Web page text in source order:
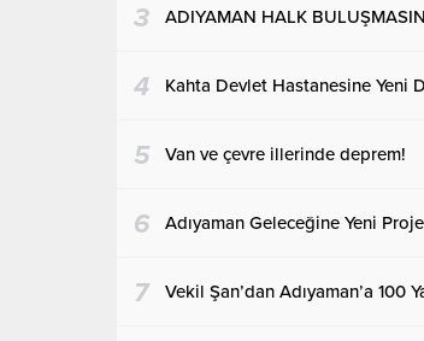
3 ADIYAMAN HALK
4 Kahta Devlet Hastanesine Yeni
5 Van ve çevre illerinde deprem!
6 Adıyaman Geleceğine Yeni
7 Vekil Şan’dan Adıyaman’a 100